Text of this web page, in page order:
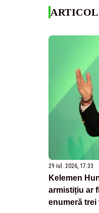
29 iul. 2026, 17:33
Kelemen
armistițiu ar
enumeră trei